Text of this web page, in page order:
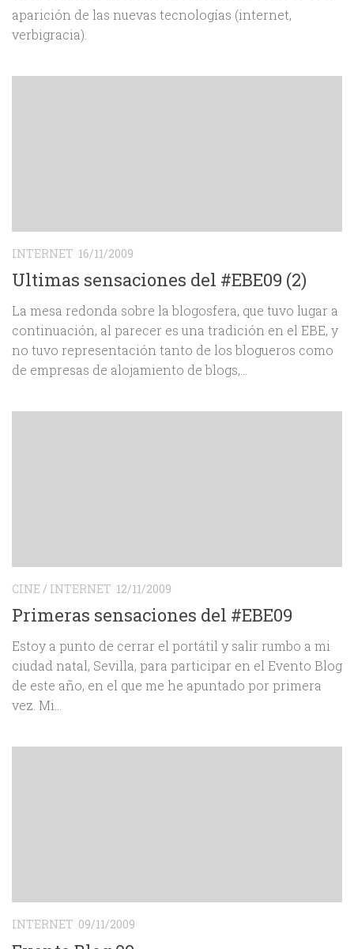
aparición de las nuevas tecnologías (internet,
verbigracia).
INTERNET 16/11/2009
Ultimas sensaciones del #EBE09 (2)
La mesa redonda sobre la blogosfera, que tuvo lugar a
continuación, al parecer es una tradición en el EBE, y
no tuvo representación tanto de los blogueros como
de empresas de alojamiento de blogs,...
CINE / INTERNET 12/11/2009
Primeras sensaciones del #EBE09
Estoy a punto de cerrar el portátil y salir rumbo a mi
ciudad natal, Sevilla, para participar en el Evento Blog
de este año, en el que me he apuntado por primera
vez. Mi...
INTERNET 09/11/2009